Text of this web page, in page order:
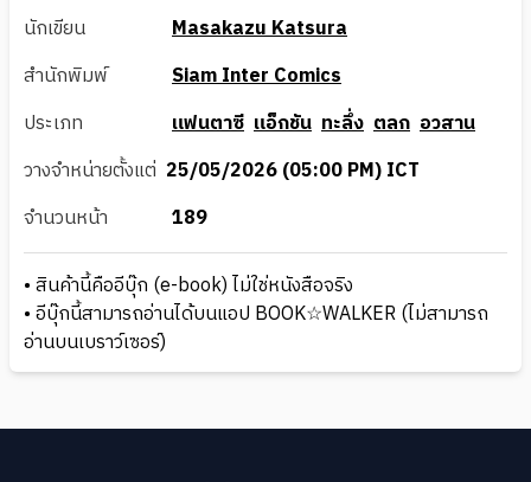
นักเขียน
Masakazu Katsura
สำนักพิมพ์
Siam Inter Comics
ประเภท
แฟนตาซี แอ็กชัน ทะลึ่ง ตลก อวสาน
วางจำหน่ายตั้งแต่ 25/05/2026 (05:00 PM) ICT
จำนวนหน้า
189
• สินค้านี้คืออีบุ๊ก (e-book) ไม่ใช่หนังสือจริง
• อีบุ๊กนี้สามารถอ่านได้บนแอป BOOK☆WALKER (ไม่สามารถ
อ่านบนเบราว์เซอร์)